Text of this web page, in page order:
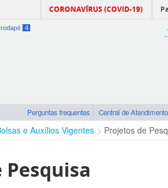
CORONAVÍRUS (COVID-19)
4
Perguntas frequentes Central de Atendimento
e Auxílios Vigentes Projetos de